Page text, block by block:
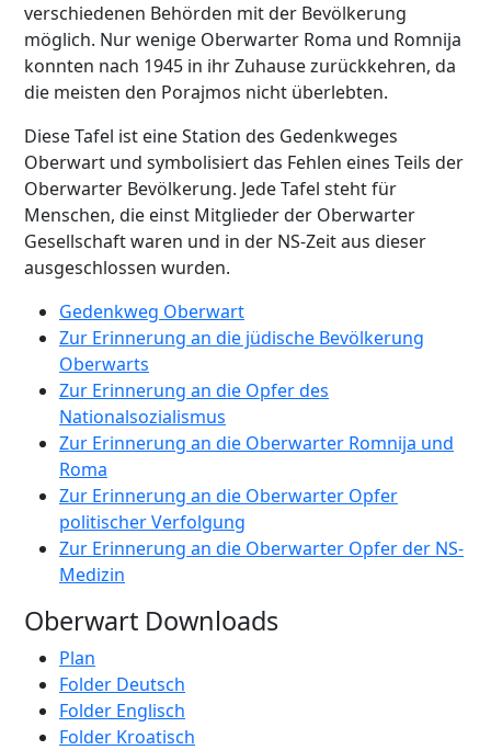
verschiedenen Behörden mit der Bevölkerung
möglich. Nur wenige Oberwarter Roma und Romnija
konnten nach 1945 in ihr Zuhause zurückkehren, da
die meisten den Porajmos nicht überlebten.
Diese Tafel ist eine Station des Gedenkweges
Oberwart und symbolisiert das Fehlen eines Teils der
Oberwarter Bevölkerung. Jede Tafel steht für
Menschen, die einst Mitglieder der Oberwarter
Gesellschaft waren und in der NS-Zeit aus dieser
ausgeschlossen wurden.
Gedenkweg Oberwart
Zur Erinnerung an die jüdische Bevölkerung
Oberwarts
Zur Erinnerung an die Opfer des
Nationalsozialismus
Zur Erinnerung an die Oberwarter Romnija und
Roma
Zur Erinnerung an die Oberwarter Opfer
politischer Verfolgung
Zur Erinnerung an die Oberwarter Opfer der NS-
Medizin
Oberwart Downloads
Plan
Folder Deutsch
Folder Englisch
Folder Kroatisch